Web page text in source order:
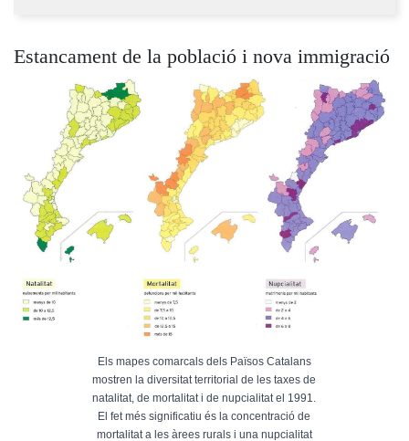
Estancament de la població i nova immigració
Els mapes comarcals dels Països Catalans
mostren la diversitat territorial de les taxes de
natalitat, de mortalitat i de nupcialitat el 1991.
El fet més significatiu és la concentració de
mortalitat a les àrees rurals i una nupcialitat